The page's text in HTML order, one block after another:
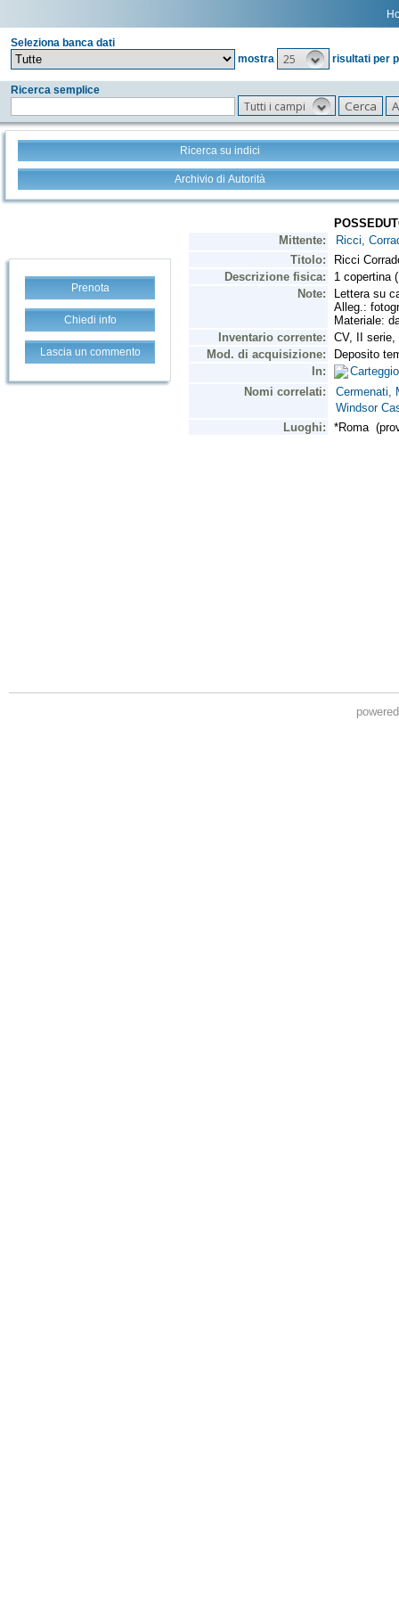
Seleziona banca dati
mostra
25 risultati per
Ricerca semplice
Tutti i campi
Ricerca su indici
Archivio di Autorità
Prenota
Chiedi info
Lascia un commento